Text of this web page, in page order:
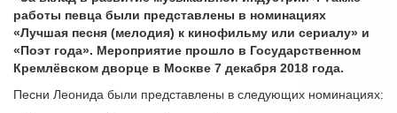
работы певца были представлены в номинациях
«Лучшая песня (мелодия) к кинофильму или сериалу» и
«Поэт года». Мероприятие прошло в Государственном
Кремлёвском дворце в Москве 7 декабря 2018 года.
Песни Леонида были представлены в следующих номинациях: